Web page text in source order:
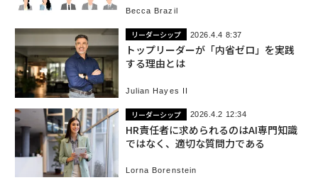
Becca Brazil
リーダーシップ 2026.4.4 8:37
トップリーダーが「内省ゼロ」を実践
する理由とは
Julian Hayes II
リーダーシップ 2026.4.2 12:34
HR責任者に求められるのはAI専門知識
ではなく、適切な質問力である
Lorna Borenstein